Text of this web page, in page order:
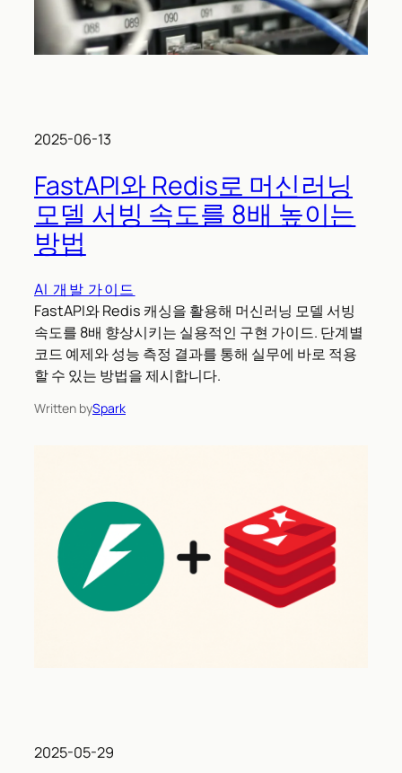
2025-06-13
FastAPI와 Redis로 머신러닝
모델 서빙 속도를 8배 높이는
방법
AI 개발 가이드
FastAPI와 Redis 캐싱을 활용해 머신러닝 모델 서빙
속도를 8배 향상시키는 실용적인 구현 가이드. 단계별
코드 예제와 성능 측정 결과를 통해 실무에 바로 적용
할 수 있는 방법을 제시합니다.
Written bySpark
2025-05-29